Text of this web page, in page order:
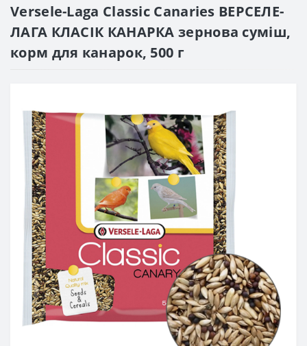
Versele-Laga Classic Canaries ВЕРСЕЛЕ-
ЛАГА КЛАСІК КАНАРКА зернова суміш,
корм для канарок, 500 г